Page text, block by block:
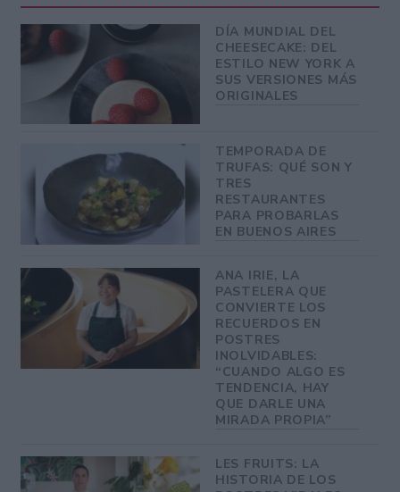
DÍA MUNDIAL DEL
CHEESECAKE: DEL
ESTILO NEW YORK A
SUS VERSIONES MÁS
ORIGINALES
TEMPORADA DE
TRUFAS: QUÉ SON Y
TRES
RESTAURANTES
PARA PROBARLAS
EN BUENOS AIRES
ANA IRIE, LA
PASTELERA QUE
CONVIERTE LOS
RECUERDOS EN
POSTRES
INOLVIDABLES:
“CUANDO ALGO ES
TENDENCIA, HAY
QUE DARLE UNA
MIRADA PROPIA”
LES FRUITS: LA
HISTORIA DE LOS